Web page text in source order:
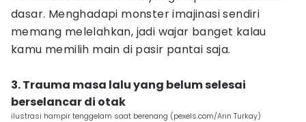
dasar. Menghadapi monster imajinasi sendiri
memang melelahkan, jadi wajar banget kalau
kamu memilih main di pasir pantai saja.
3. Trauma masa lalu yang belum selesai
berselancar di otak
ilustrasi hampir tenggelam saat berenang (pexels.com/Arın Turkay)